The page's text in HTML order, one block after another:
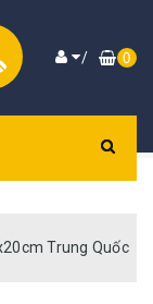
/ 0
Trung Quốc